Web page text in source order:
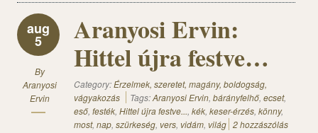
aug
5
By
Aranyosi
Ervin
Aranyosi Ervin:
Hittel újra festve…
Category:Érzelmek, szeretet, magány, boldogság,
vágyakozás
Tags:Aranyosi Ervin, bárányfelhő, ecset,
eső, festék, Hittel újra festve..., kék, keser-érzés, könny,
most, nap, szürkeség, vers, vidám, világ 2 hozzászólás